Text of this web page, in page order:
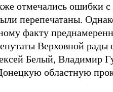
отмечались ошибки
перепечатаны.
факту
Верховной рады
Белый, Владимир
областную